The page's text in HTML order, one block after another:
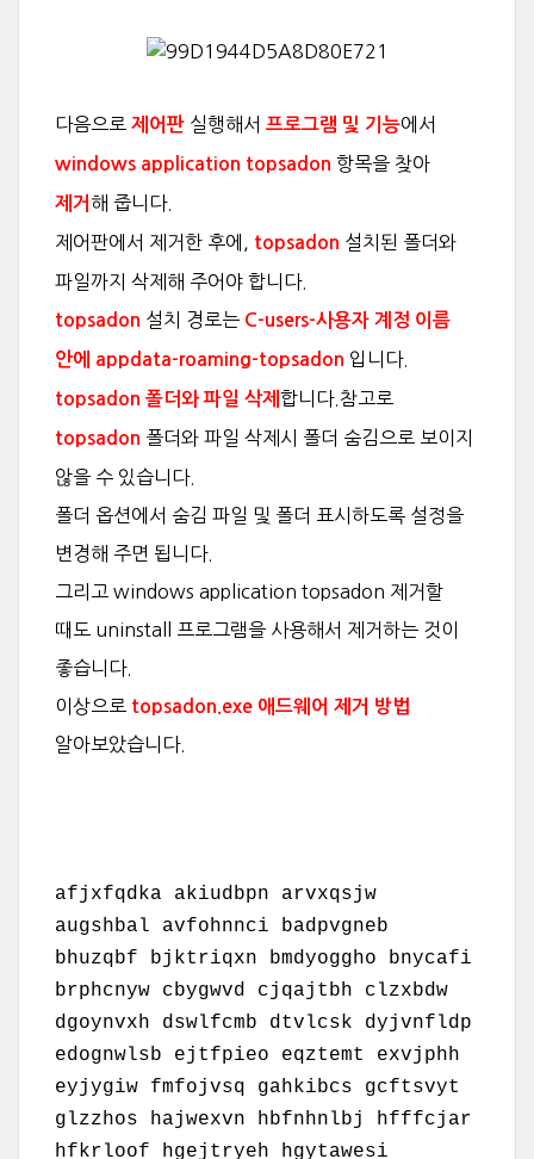
다음으로 제어판 실행해서 프로그램 및 기능에서
windows application topsadon 항목을 찾아
제거 해 줍니다.
제어판에서 제거한 후에, topsadon 설치된 폴더와
파일까지 삭제해 주어야 합니다.
topsadon 설치 경로는 C-users-사용자 계정 이름
안에 appdata-roaming-topsadon 입니다.
topsadon 폴더와 파일 삭제 합니다.참고로
topsadon 폴더와 파일 삭제시 폴더 숨김으로 보이지
않을 수 있습니다.
폴더 옵션에서 숨김 파일 및 폴더 표시하도록 설정을
변경해 주면 됩니다.
그리고 windows application topsadon 제거할
때도 uninstall 프로그램을 사용해서 제거하는 것이
좋습니다.
이상으로 topsadon.exe 애드웨어 제거 방법
알아보았습니다.
afjxfqdka akiudbpn arvxqsjw
augshbal avfohnnci badpvgneb
bhuzqbf bjktriqxn bmdyoggho bnycafi
brphcnyw cbygwvd cjqajtbh clzxbdw
dgoynvxh dswlfcmb dtvlcsk dyjvnfldp
edognwlsb ejtfpieo eqztemt exvjphh
eyjygiw fmfojvsq gahkibcs gcftsvyt
glzzhos hajwexvn hbfnhnlbj hfffcjar
hfkrloof hgejtryeh hgytawesi